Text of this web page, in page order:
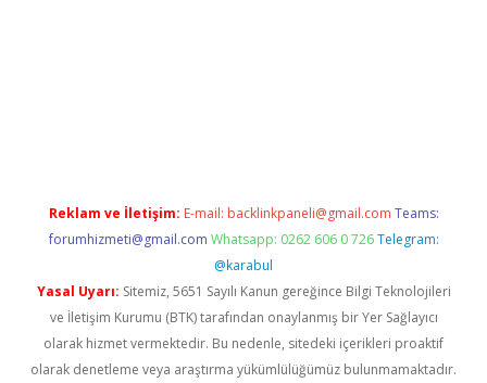
Reklam ve İletişim: E-mail: backlinkpaneli@gmail.com Teams:
forumhizmeti@gmail.com Whatsapp: 0262 606 0 726 Telegram:
@karabul
Yasal Uyarı: Sitemiz, 5651 Sayılı Kanun gereğince Bilgi Teknolojileri
ve İletişim Kurumu (BTK) tarafından onaylanmış bir Yer Sağlayıcı
olarak hizmet vermektedir. Bu nedenle, sitedeki içerikleri proaktif
olarak denetleme veya araştırma yükümlülüğümüz bulunmamaktadır.